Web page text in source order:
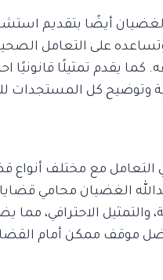
أيضًا بتقديم
على التعامل
يقدم تمثيلًا قانونيًا
وتوضيح كل المستجدات
مع مختلف أنواع
الغضيان محامي
والتمثيل الاحترافي،
موقف ممكن أمام